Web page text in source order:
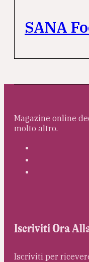
SANA
Magazine online
molto altro.
Iscriviti Ora
Iscriviti per